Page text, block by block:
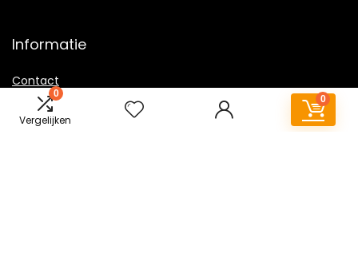
0
Vergelijken
0
Informatie
Contact
Klantenservice
Over ons